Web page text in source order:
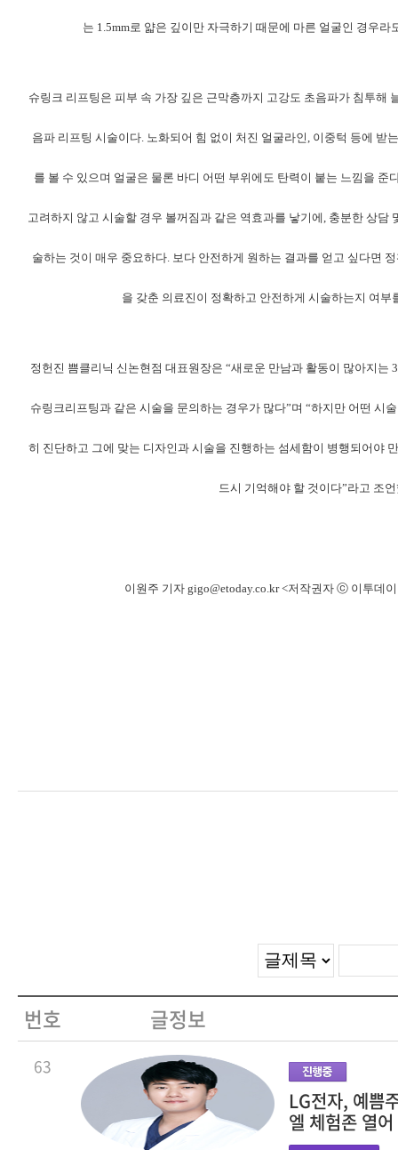
는 1.5mm로 얇은 깊이만 자극하기 때문에 마른 얼굴인 경우라
슈링크 리프팅은 피부 속 가장 깊은 근막층까지 고강도 초음파가 침투해
음파 리프팅 시술이다. 노화되어 힘 없이 처진 얼굴라인, 이중턱 등에 받
를 볼 수 있으며 얼굴은 물론 바디 어떤 부위에도 탄력이 붙는 느낌을 준
고려하지 않고 시술할 경우 볼꺼짐과 같은 역효과를 낳기에, 충분한 상담
술하는 것이 매우 중요하다. 보다 안전하게 원하는 결과를 얻고 싶다면
을 갖춘 의료진이 정확하고 안전하게 시술하는지 여부
정헌진 쁨클리닉 신논현점 대표원장은 “새로운 만남과 활동이 많아지는
슈링크리프팅과 같은 시술을 문의하는 경우가 많다”며 “하지만 어떤 시
히 진단하고 그에 맞는 디자인과 시술을 진행하는 섬세함이 병행되어야
드시 기억해야 할 것이다”라고 조
이원주 기자 gigo@etoday.co.kr <저작권자 ⓒ 이투데
번호 글정보
63
LG전자, 예쁨
엘 체험존 열어